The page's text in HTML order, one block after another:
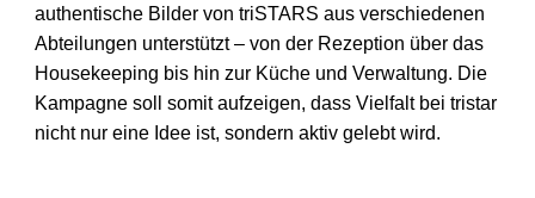
authentische Bilder von triSTARS aus verschiedenen
Abteilungen unterstützt – von der Rezeption über das
Housekeeping bis hin zur Küche und Verwaltung. Die
Kampagne soll somitaufzeigen, dass Vielfalt bei tristar
nicht nur eine Idee ist, sondern aktiv gelebtwird.